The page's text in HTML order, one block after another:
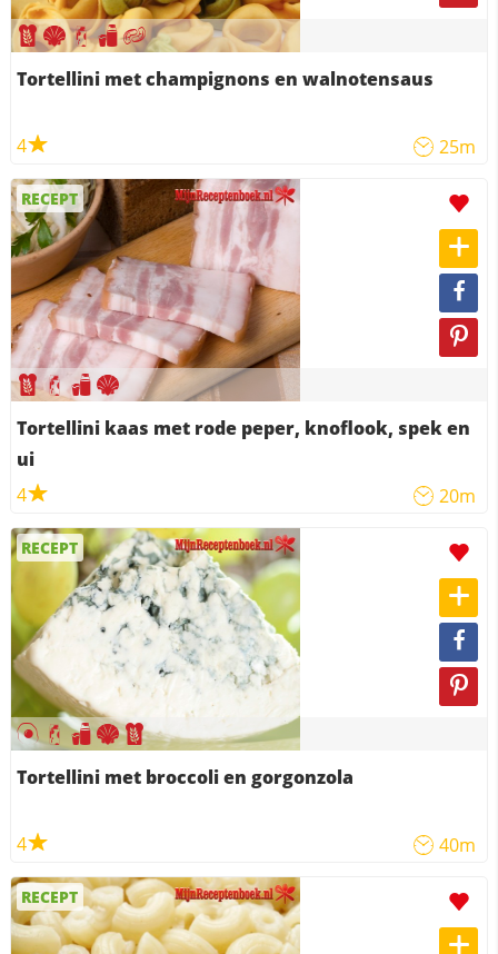
Tortellini met champignons en walnotensaus
4 25m
RECEPT
Tortellini kaas met rode peper, knoflook, spek en
ui
4
20m
RECEPT
Tortellini met broccoli en gorgonzola
4 40m
RECEPT